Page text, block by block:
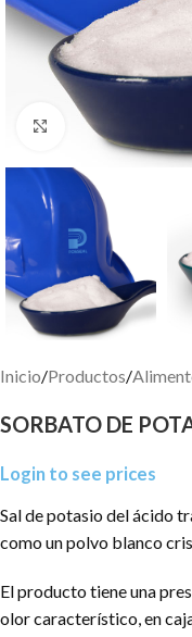
Click to enlarge
Inicio/Productos/
SORBATO DE
Login to see prices
Sal de potasio del ácido
como un polvo blanco
El producto tiene una
olor característico, en